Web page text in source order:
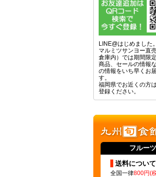
LINE@はじめました。
マルミツサンヨー直
倉庫内）では期間限
商品、セールの情報
の情報をいち早くお
す。
福岡県でお近くの方
登録ください。
フルー
送料について
全国一律800円(